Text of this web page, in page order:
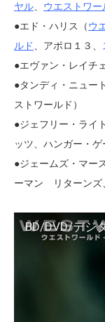
ヤル、 ウエストワー
●エド・ハリス（ウ
ルド、アポロ１３、
●エヴァン・レイチ
●タンディ・ニュー
ストワールド）
●ジェフリー・ライ
ッツ、ハンガー・ゲ
●ジェームズ・マー
ーマン リターンズ